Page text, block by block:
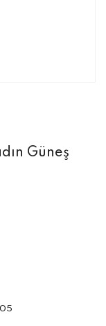
Güneş